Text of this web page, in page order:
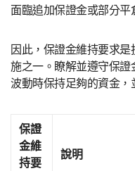
面臨追加保證金或部分平
因此，保證金維持要求
施之一。瞭解並遵守保
波動時保持足夠的資金，
保證
金維
持要
說明